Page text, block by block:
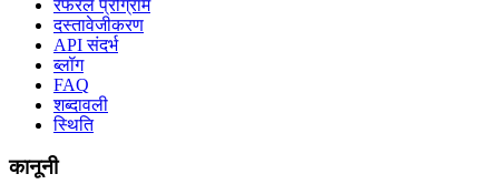
रेफरल प्रोग्राम
दस्तावेजीकरण
API संदर्भ
ब्लॉग
FAQ
शब्दावली
स्थिति
कानूनी